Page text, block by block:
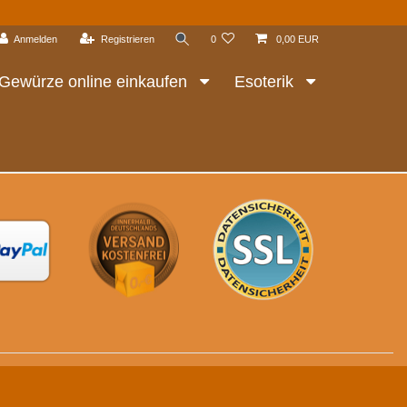
Anmelden Registrieren 0 0,00 EUR
Gewürze online einkaufen Esoterik